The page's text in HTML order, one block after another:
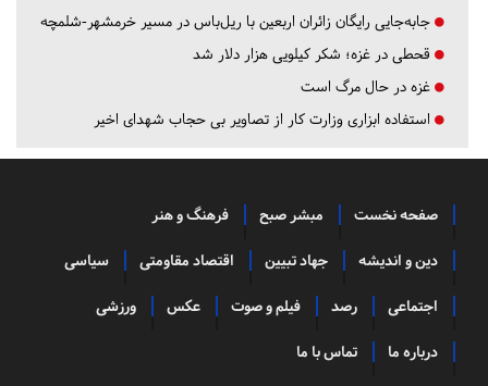
جابه‌جایی رایگان زائران اربعین با ریل‌باس در مسیر خرمشهر-شلمچه
قحطی در غزه؛ شکر کیلویی هزار دلار شد
غزه در حال مرگ است
استفاده ابزاری وزارت کار از تصاویر بی حجاب شهدای اخیر
صفحه نخست مبشر صبح فرهنگ و هنر
دین و اندیشه جهاد تبیین اقتصاد مقاومتی سیاسی
اجتماعی رصد فیلم و صوت عکس ورزشی
درباره ما تماس با ما